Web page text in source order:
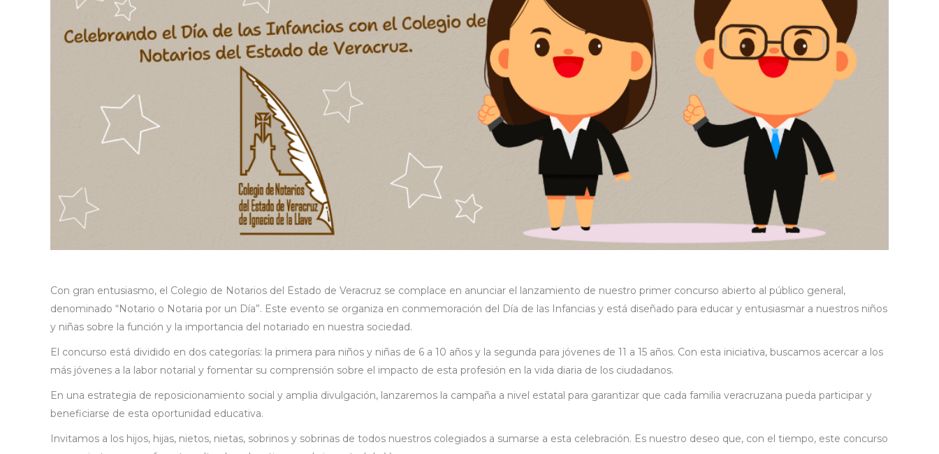
Con gran entusiasmo, el Colegio de Notarios del Estado de Veracruz se complace en anunciar el lanzamiento de nuestro primer concurso abierto al público general,
denominado “Notario o Notaria por un Día”. Este evento se organiza en conmemoración del Día de las Infancias y está diseñado para educar y entusiasmar a nuestros niños
y niñas sobre la función y la importancia del notariado en nuestra sociedad.
El concurso está dividido en dos categorías: la primera para niños y niñas de 6 a 10 años y la segunda para jóvenes de 11 a 15 años. Con esta iniciativa, buscamos acercar a los
más jóvenes a la labor notarial y fomentar su comprensión sobre el impacto de esta profesión en la vida diaria de los ciudadanos.
En una estrategia de reposicionamiento social y amplia divulgación, lanzaremos la campaña a nivel estatal para garantizar que cada familia veracruzana pueda participar y
beneficiarse de esta oportunidad educativa.
Invitamos a los hijos, hijas, nietos, nietas, sobrinos y sobrinas de todos nuestros colegiados a sumarse a esta celebración. Es nuestro deseo que, con el tiempo, este concurso